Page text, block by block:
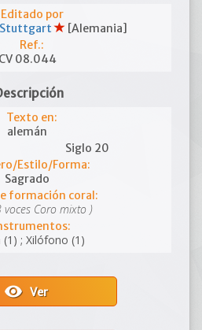
Editado por
Stuttgart
[Alemania]
Ref.:
CV 08.044
Texto en:
alemán
Siglo 20
Estilo/Forma:
Sagrado
formación coral:
voces Coro mixto )
(1) ; Xilófono (1)
visibility Ver